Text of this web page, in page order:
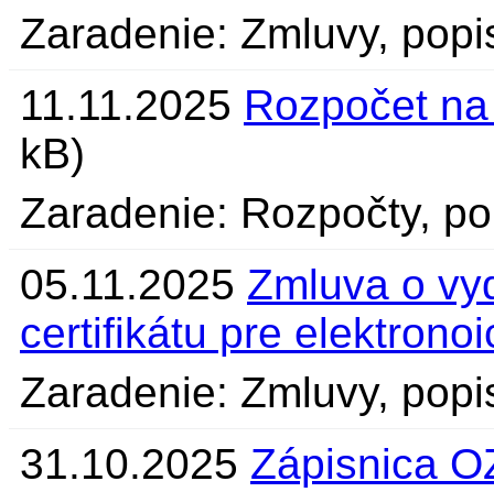
Zaradenie: Zmluvy,
11.11.2025 Rozpočet
kB)
Zaradenie: Rozpočty,
05.11.2025 Zmluva o
certifikátu pre
Zaradenie: Zmluvy,
31.10.2025 Zápisnica